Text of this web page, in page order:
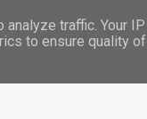
traffic. Your
to ensure quality